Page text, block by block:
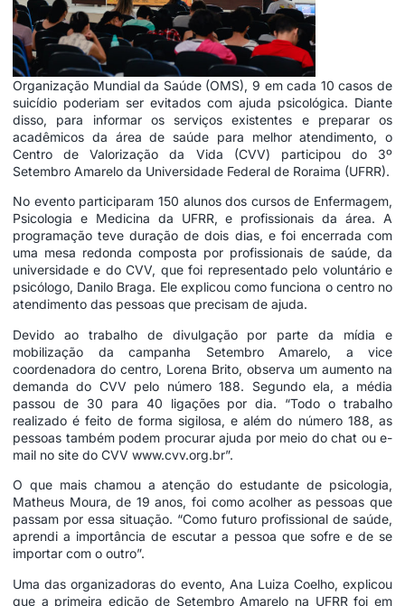
Organização Mundial da Saúde (OMS), 9 em cada 10 casos de
suicídio poderiam ser evitados com ajuda psicológica. Diante
disso, para informar os serviços existentes e preparar os
acadêmicos da área de saúde para melhor atendimento, o
Centro de Valorização da Vida (CVV) participou do 3º
Setembro Amarelo da Universidade Federal de Roraima (UFRR).
No evento participaram 150 alunos dos cursos de Enfermagem,
Psicologia e Medicina da UFRR, e profissionais da área. A
programação teve duração de dois dias, e foi encerrada com
uma mesa redonda composta por profissionais de saúde, da
universidade e do CVV, que foi representado pelo voluntário e
psicólogo, Danilo Braga. Ele explicou como funciona o centro no
atendimento das pessoas que precisam de ajuda.
Devido ao trabalho de divulgação por parte da mídia e
mobilização da campanha Setembro Amarelo, a vice
coordenadora do centro, Lorena Brito, observa um aumento na
demanda do CVV pelo número 188. Segundo ela, a média
passou de 30 para 40 ligações por dia. “Todo o trabalho
realizado é feito de forma sigilosa, e além do número 188, as
pessoas também podem procurar ajuda por meio do chat ou e-
mail no site do CVV www.cvv.org.br”.
O que mais chamou a atenção do estudante de psicologia,
Matheus Moura, de 19 anos, foi como acolher as pessoas que
passam por essa situação. “Como futuro profissional de saúde,
aprendi a importância de escutar a pessoa que sofre e de se
importar com o outro”.
Uma das organizadoras do evento, Ana Luiza Coelho, explicou
que a primeira edição de Setembro Amarelo na UFRR foi em